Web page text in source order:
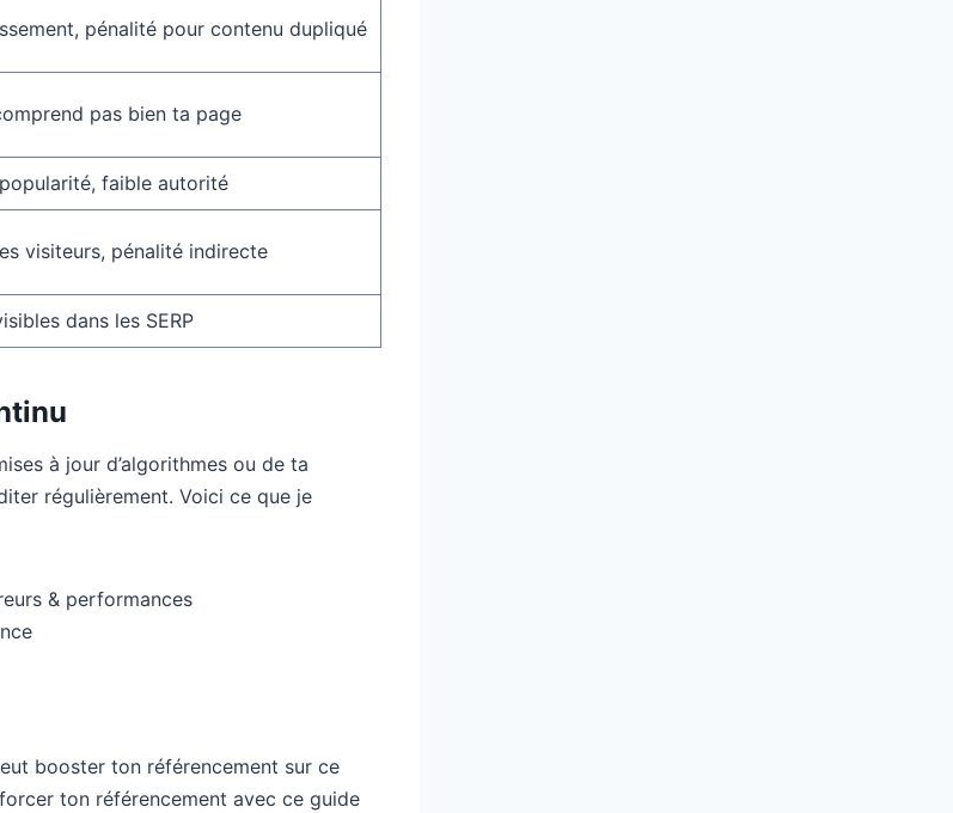
pénalité pour contenu dupliqué
pas bien ta page
faible autorité
visiteurs, pénalité indirecte
dans les SERP
à jour d’algorithmes ou de ta
régulièrement. Voici ce que je
& performances
booster ton référencement sur ce
ton référencement avec ce guide